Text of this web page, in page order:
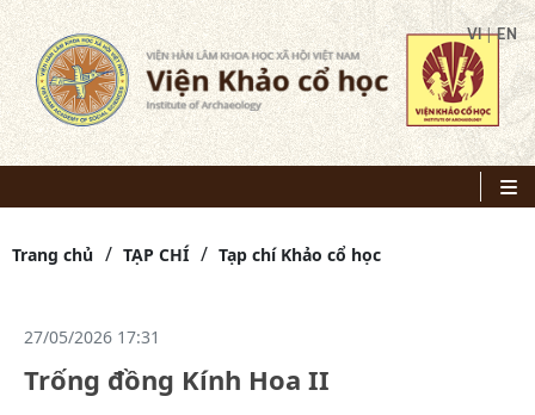
VI|EN
Trang chủ TẠP CHÍ Tạp chí Khảo cổ học
27/05/2026 17:31
Trống đồng Kính Hoa II